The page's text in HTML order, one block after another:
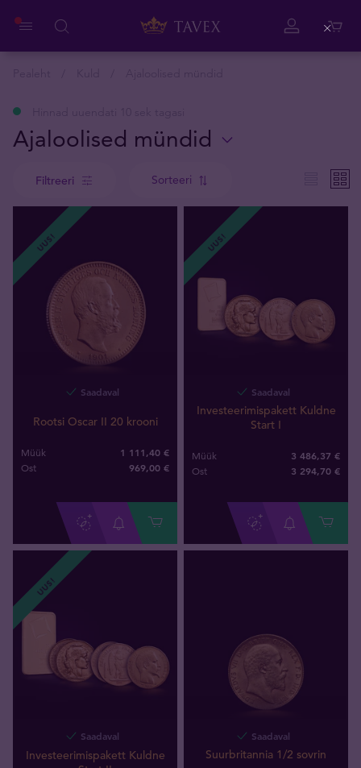
Ajaloolised mündid
Filtreeri Sorteeri
UUS!
Saadaval
Rootsi Oscar II 20 krooni
Müük 1 111,40 €
Ost 969,00 €
UUS!
Saadaval
Investeerimispakett Kuldne
Start I
Müük 3 486,37 €
Ost 3 294,70 €
UUS!
Saadaval
Investeerimispakett Kuldne
Saadaval
Suurbritannia 1/2 sovrin
Close